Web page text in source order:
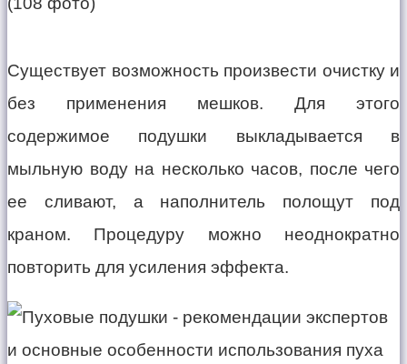
Существует возможность произвести очистку и
без применения мешков. Для этого
содержимое подушки выкладывается в
мыльную воду на несколько часов, после чего
ее сливают, а наполнитель полощут под
краном. Процедуру можно неоднократно
повторить для усиления эффекта.